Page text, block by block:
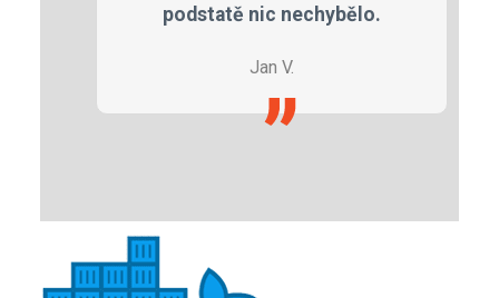
podstatě nic nechybělo.
Jan V.